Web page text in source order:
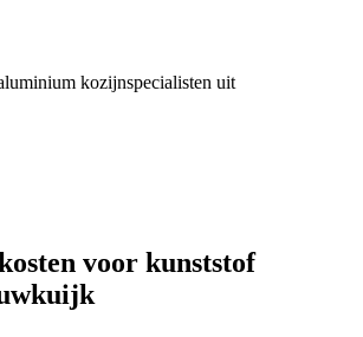
kozijnspecialisten uit
voor kunststof